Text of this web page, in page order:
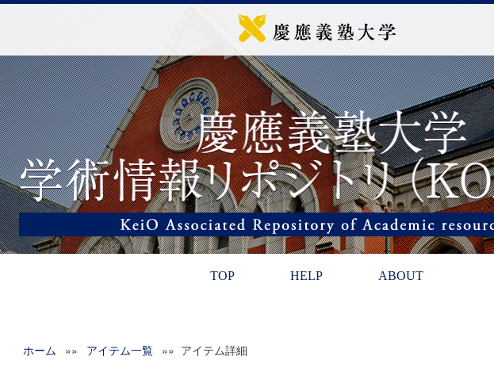
TOP HELP ABOUT
ホーム »» アイテム一覧 »» アイテム詳細